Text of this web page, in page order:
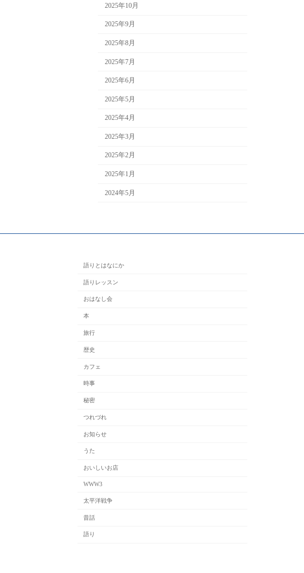
2025年10月
2025年9月
2025年8月
2025年7月
2025年6月
2025年5月
2025年4月
2025年3月
2025年2月
2025年1月
2024年5月
語りとはなにか
語りレッスン
おはなし会
本
旅行
歴史
カフェ
時事
秘密
つれづれ
お知らせ
うた
おいしいお店
WWW3
太平洋戦争
昔話
語り